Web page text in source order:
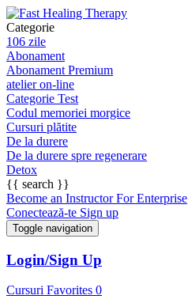
Categorie
106 zile
Abonament
Abonament Premium
atelier on-line
Categorie Test
Codul memoriei morgice
Cursuri plătite
De la durere
De la durere spre regenerare
Detox
{{ search }}
Become an Instructor For Enterprise
Conectează-te Sign up
Toggle navigation
Login/Sign Up
Cursuri Favorites 0